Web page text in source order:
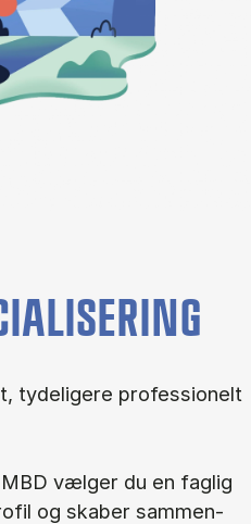
ty­de­li­ge­re pro­fes­sio­nelt
væl­ger du en fag­lig
og ska­ber sam­men­